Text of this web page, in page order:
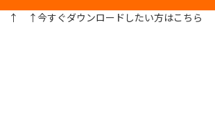
↑今すぐダウンロードしたい方はこちら